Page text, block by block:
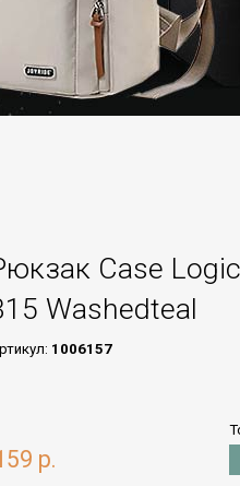
Case
Washedteal
1006157
р.